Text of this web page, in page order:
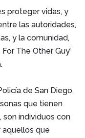
proteger vidas, y
las autoridades,
y la comunidad,
The Other Guy’
de San Diego,
que tienen
son individuos con
que